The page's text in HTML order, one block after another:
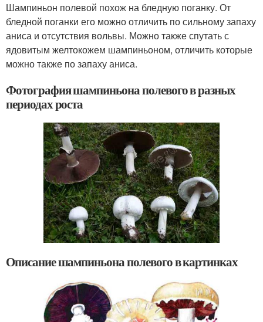
Шампиньон полевой похож на бледную поганку. От
бледной поганки его можно отличить по сильному запаху
аниса и отсутствия вольвы. Можно также спутать с
ядовитым желтокожем шампиньоном, отличить которые
можно также по запаху аниса.
Фотография шампиньона полевого в разных
периодах роста
Описание шампиньона полевого в картинках